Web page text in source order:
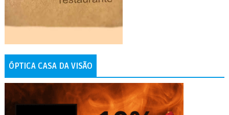
ÓPTICA CASA DA VISÃO